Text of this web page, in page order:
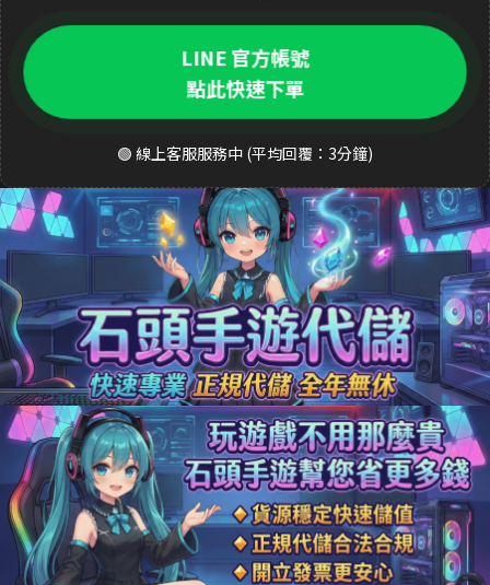
交易成功
5分鐘前 王**明 購買了 990元 月卡
6分鐘前 a**123 購買了 3290元 禮包 交易成功
8分鐘前 S**ea 購買了 3290元 禮包 交易成功
9分鐘前 吳**宏 購買了 1690元 豪華禮包 交易成功
10分鐘前 m**ky 購買了 33元 銅板禮包 交易成功
12分鐘前 李**芬 購買了 990元 成長禮包 交易成功
15分鐘前 J**son 購買了 3290元 禮包 交易成功
18分鐘前 劉**瑄 購買了 170元 限時禮包 交易成功
20分鐘前 T**y_L 購買了 2990元 節日禮包 交易成功
22分鐘前 蔡**文 購買了 33元 銅板禮包 交易成功
25分鐘前 H**nry 購買了 490元 特惠禮包 交易成功
28分鐘前 黃**傑 購買了 1690元 禮包 交易成功
LINE 官方帳號
點此快速下單
🟢 線上客服服務中 (平均回覆：3分鐘)